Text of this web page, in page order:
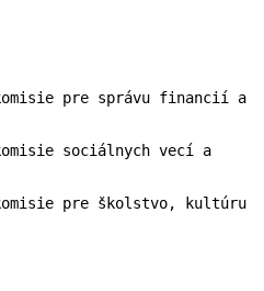
pre správu financií a
sociálnych vecí a
pre školstvo, kultúru